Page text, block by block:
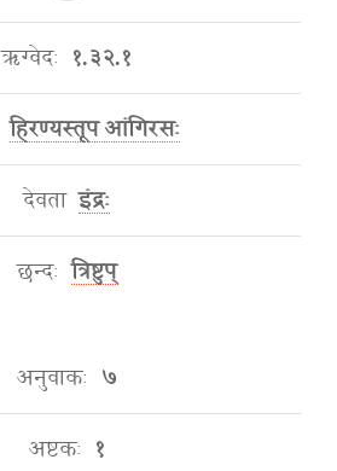
ऋग्वेदः १.३२.१
हिरण्यस्तूप आंगिरसः
देवता इंद्रः
छन्दः त्रिष्टुप्
अनुवाकः ७
अष्टकः १